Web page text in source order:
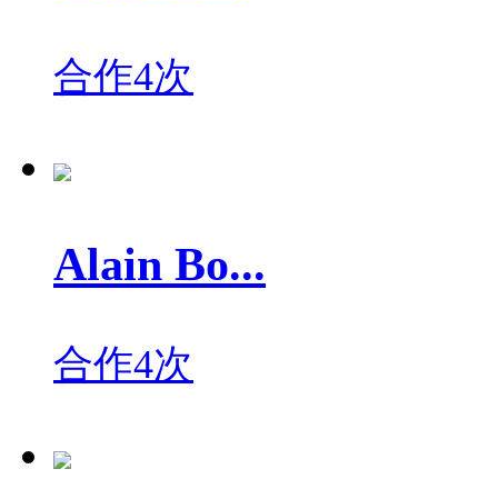
合作4次
Alain Bo...
合作4次